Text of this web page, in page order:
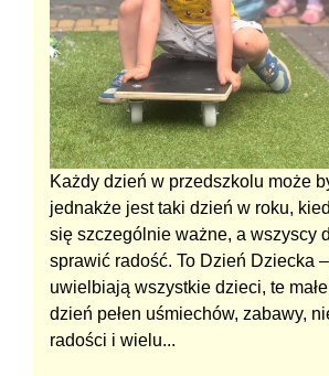
Każdy dzień w przedszkolu może
jednakże jest taki dzień w roku,
się szczególnie ważne, a wszyscy
sprawić radość. To Dzień Dziecka
uwielbiają wszystkie dzieci, te
dzień pełen uśmiechów, zabawy,
radości i wielu...